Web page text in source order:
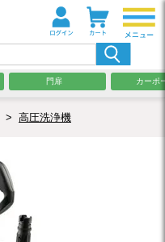
門扉 カーポ
> 高圧洗浄機